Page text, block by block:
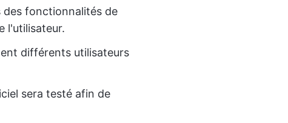
des fonctionnalités de
l'utilisateur.
différents utilisateurs
sera testé afin de